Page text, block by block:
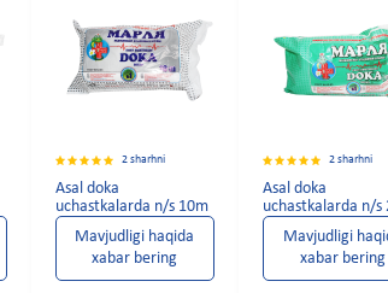
2 sharhni
Asal doka
uchastkalarda n/s 10m
Mavjudligi haqida
xabar bering
2 sharhni
Asal doka
uchastkalarda n/s
Mavjudligi
xabar bering